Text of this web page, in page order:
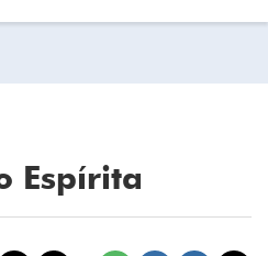
Espírita